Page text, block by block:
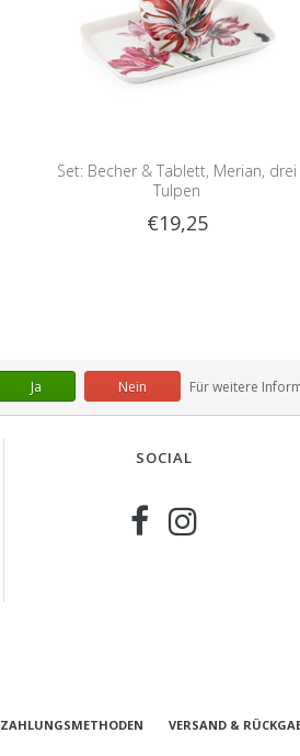
Set: Becher & Tablett, Merian, drei
Tulpen
€19,25
SOCIAL
ZAHLUNGSMETHODEN VERSAND &
Ja Nein Für weitere